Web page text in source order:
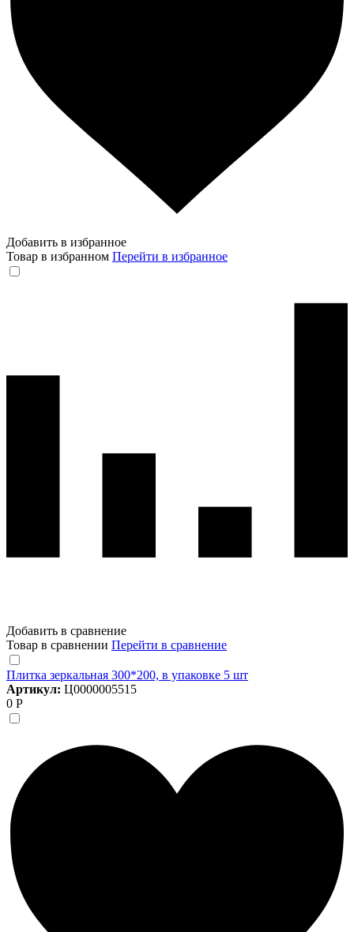
Добавить в избранное
Товар в избранном Перейти в избранное
Добавить в сравнение
Товар в сравнении Перейти в сравнение
Плитка зеркальная 300*200, в упаковке 5 шт
Артикул: Ц0000005515
0 Р